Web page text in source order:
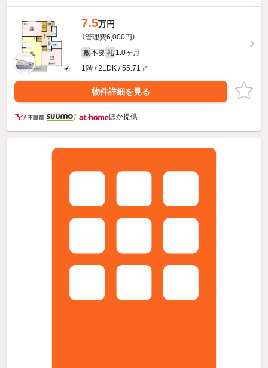
7.5万円
（管理費6,000円）
敷 不要 礼 1.0ヶ月
1階 / 2LDK / 55.71㎡
物件詳細を見る
ほか提供